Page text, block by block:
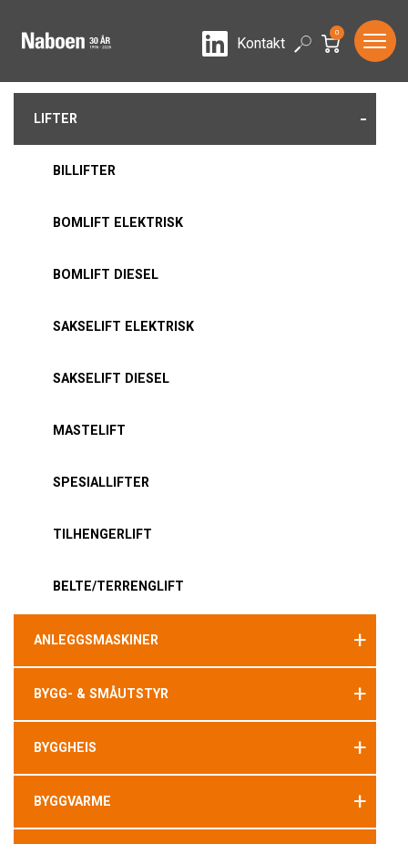
LinkedIn
Kontakt Search
0
LIFTER -
BILLIFTER
BOMLIFT ELEKTRISK
BOMLIFT DIESEL
SAKSELIFT ELEKTRISK
SAKSELIFT DIESEL
MASTELIFT
SPESIALLIFTER
TILHENGERLIFT
BELTE/TERRENGLIFT
ANLEGGSMASKINER +
BYGG- & SMÅUTSTYR +
BYGGHEIS +
BYGGVARME +